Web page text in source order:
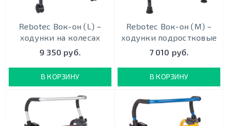
Rebotec Вок-он (L) –
ходунки на колесах
9 350 руб.
В КОРЗИНУ
Rebotec Вок-он (M) –
ходунки подростковые
7 010 руб.
В КОРЗИНУ